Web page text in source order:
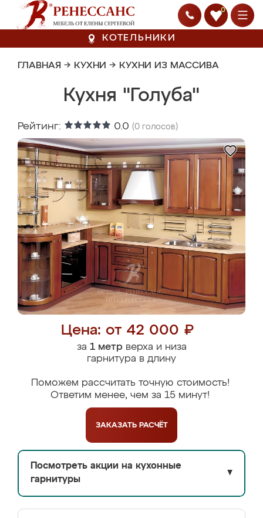
0
КОТЕЛЬНИКИ
ГЛАВНАЯ → КУХНИ → КУХНИ ИЗ МАССИВА
Кухня "Голуба"
Рейтинг: 0.0 (0 голосов)
Цена: от 42 000 ₽
за 1 метрверха и низа
гарнитура в длину
Поможем рассчитать точную стоимость!
Ответим менее, чем за 15 минут!
ЗАКАЗАТЬ РАСЧЁТ
Посмотреть акции на кухонные
гарнитуры
▼